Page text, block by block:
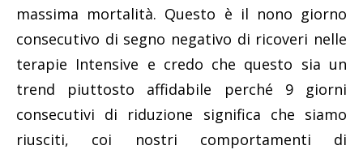
massima mortalità. Questo è il nono giorno
consecutivo di segno negativo di ricoveri nelle
terapie Intensive e credo che questo sia un
trend piuttosto affidabile perché 9 giorni
consecutivi di riduzione significa che siamo
riusciti, coi nostri comportamenti di